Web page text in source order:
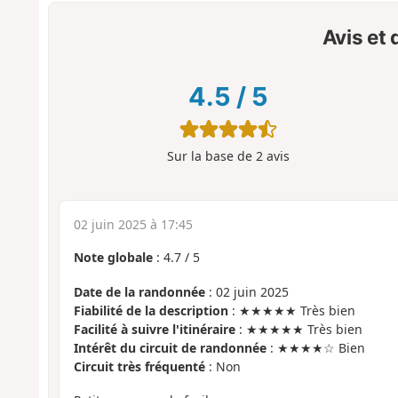
Avis et
4.5 / 5
Sur la base de 2 avis
02 juin 2025 à 17:45
Note globale: 4.7/ 5
Date de la randonnée: 02 juin 2025
Fiabilité de la description: ★★★★★ Très bien
Facilité à suivre l'itinéraire: ★★★★★ Très bien
Intérêt du circuit de randonnée: ★★★★☆ Bien
Circuit très fréquenté: Non